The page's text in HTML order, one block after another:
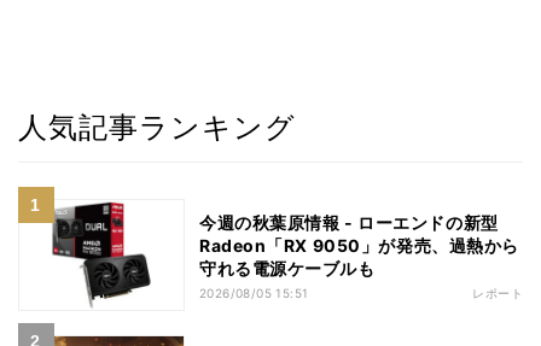
人気記事ランキング
今週の秋葉原情報 - ローエンドの新型
Radeon「RX 9050」が発売、過熱から
守れる電源ケーブルも
2026/08/05 15:51 レポート